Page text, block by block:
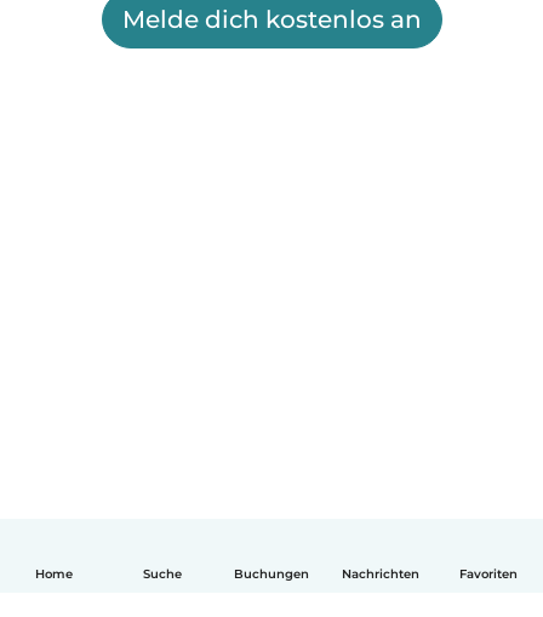
Home Suche Buchungen Nachrichten Favoriten
Melde dich kostenlos an